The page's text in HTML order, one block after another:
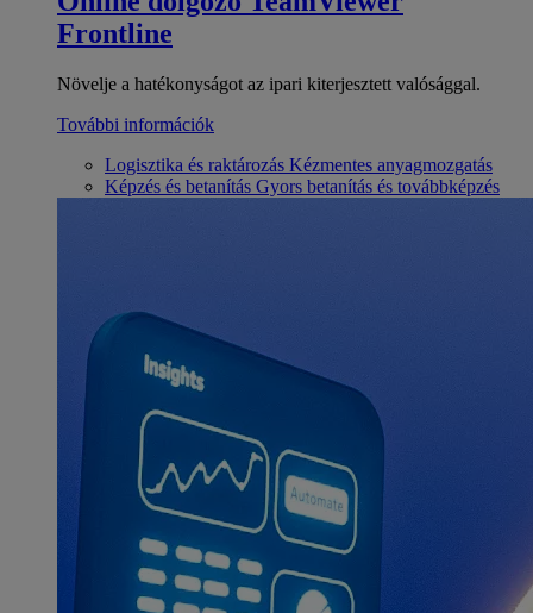
Frontline
Növelje a hatékonyságot az ipari kiterjesztett valósággal.
További információk
Logisztika és raktározás Kézmentes anyagmozgatás
Képzés és betanítás Gyors betanítás és továbbképzés